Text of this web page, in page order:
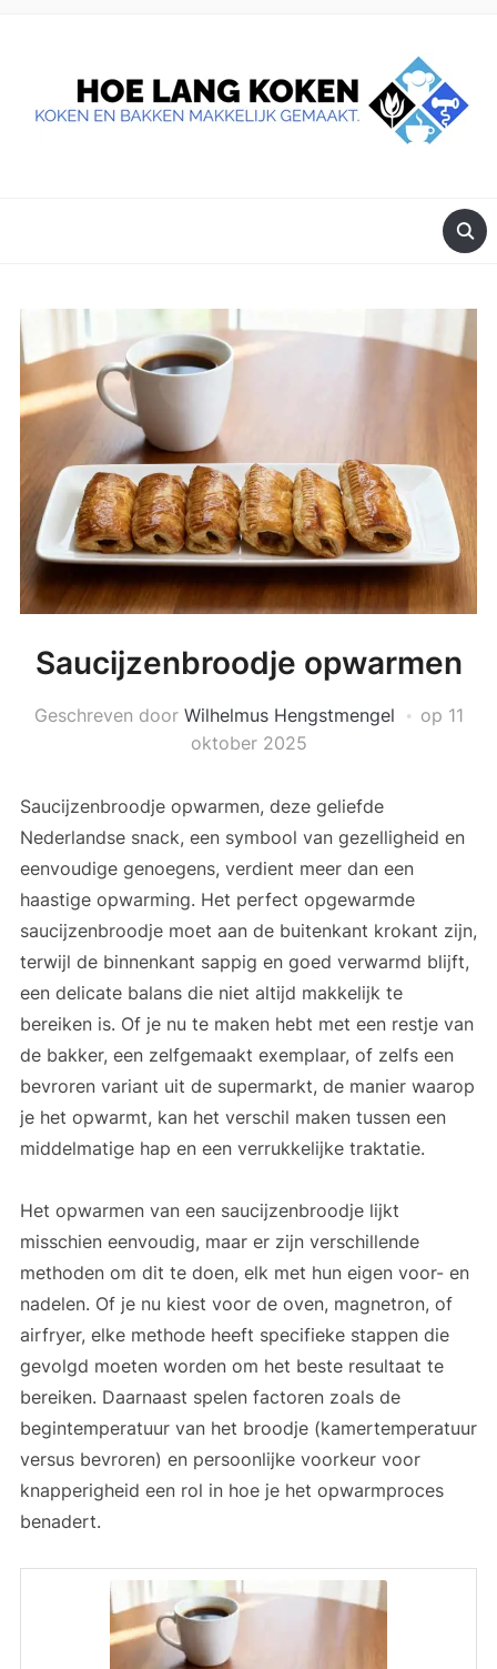
Saucijzenbroodje opwarmen
Geschreven door Wilhelmus Hengstmengel op 11
oktober 2025
Saucijzenbroodje opwarmen, deze geliefde
Nederlandse snack, een symbool van gezelligheid en
eenvoudige genoegens, verdient meer dan een
haastige opwarming. Het perfect opgewarmde
saucijzenbroodje moet aan de buitenkant krokant zijn,
terwijl de binnenkant sappig en goed verwarmd blijft,
een delicate balans die niet altijd makkelijk te
bereiken is. Of je nu te maken hebt met een restje van
de bakker, een zelfgemaakt exemplaar, of zelfs een
bevroren variant uit de supermarkt, de manier waarop
je het opwarmt, kan het verschil maken tussen een
middelmatige hap en een verrukkelijke traktatie.
Het opwarmen van een saucijzenbroodje lijkt
misschien eenvoudig, maar er zijn verschillende
methoden om dit te doen, elk met hun eigen voor- en
nadelen. Of je nu kiest voor de oven, magnetron, of
airfryer, elke methode heeft specifieke stappen die
gevolgd moeten worden om het beste resultaat te
bereiken. Daarnaast spelen factoren zoals de
begintemperatuur van het broodje (kamertemperatuur
versus bevroren) en persoonlijke voorkeur voor
knapperigheid een rol in hoe je het opwarmproces
benadert.